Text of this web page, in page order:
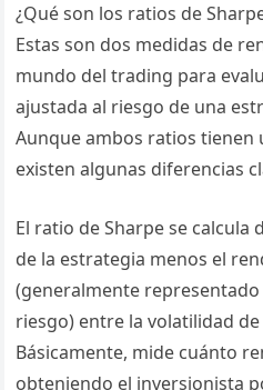
¿Qué son los ratios de
Estas son dos medidas de
mundo del trading para
ajustada al riesgo de una
Aunque ambos ratios tienen
existen algunas diferencias
El ratio de Sharpe se
de la estrategia menos el
(generalmente
riesgo) entre la volatilidad
Básicamente, mide cuánto
obteniendo el inversionista